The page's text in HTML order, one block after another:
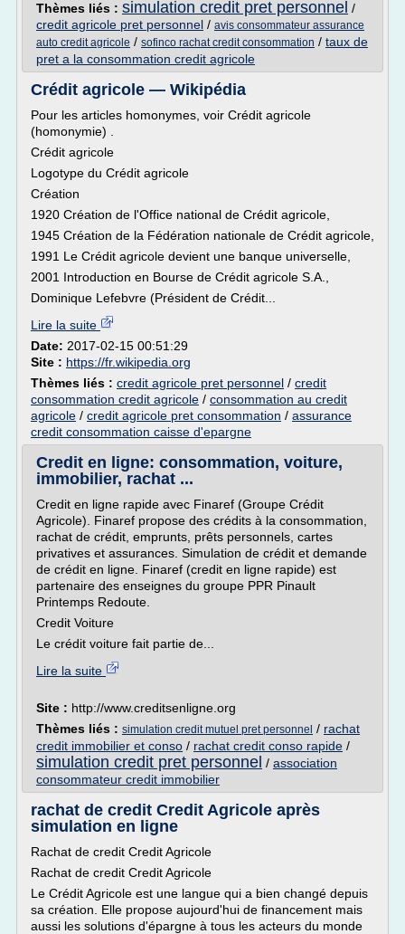
Thèmes liés : simulation credit pret personnel /
credit agricole pret personnel / avis consommateur assurance
auto credit agricole / sofinco rachat credit consommation / taux de
pret a la consommation credit agricole
Crédit agricole — Wikipédia
Pour les articles homonymes, voir Crédit agricole
(homonymie) .
Crédit agricole
Logotype du Crédit agricole
Création
1920 Création de l'Office national de Crédit agricole,
1945 Création de la Fédération nationale de Crédit agricole,
1991 Le Crédit agricole devient une banque universelle,
2001 Introduction en Bourse de Crédit agricole S.A.,
Dominique Lefebvre (Président de Crédit...
Lire la suite
Date: 2017-02-15 00:51:29
Site : https://fr.wikipedia.org
Thèmes liés : credit agricole pret personnel / credit
consommation credit agricole / consommation au credit
agricole / credit agricole pret consommation / assurance
credit consommation caisse d'epargne
Credit en ligne: consommation, voiture,
immobilier, rachat ...
Credit en ligne rapide avec Finaref (Groupe Crédit
Agricole). Finaref propose des crédits à la consommation,
rachat de crédit, emprunts, prêts personnels, cartes
privatives et assurances. Simulation de crédit et demande
de crédit en ligne. Finaref (credit en ligne rapide) est
partenaire des enseignes du groupe PPR Pinault
Printemps Redoute.
Credit Voiture
Le crédit voiture fait partie de...
Lire la suite
Site : http://www.creditsenligne.org
Thèmes liés : simulation credit mutuel pret personnel / rachat
credit immobilier et conso / rachat credit conso rapide /
simulation credit pret personnel / association
consommateur credit immobilier
rachat de credit Credit Agricole après
simulation en ligne
Rachat de credit Credit Agricole
Rachat de credit Credit Agricole
Le Crédit Agricole est une langue qui a bien changé depuis
sa création. Elle propose aujourd'hui de financement mais
aussi les solutions d'épargne à tous les acteurs du monde